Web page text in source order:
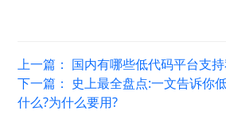
上一篇： 国内有哪些低代码平台支
下一篇： 史上最全盘点:一文告诉你
什么?为什么要用?